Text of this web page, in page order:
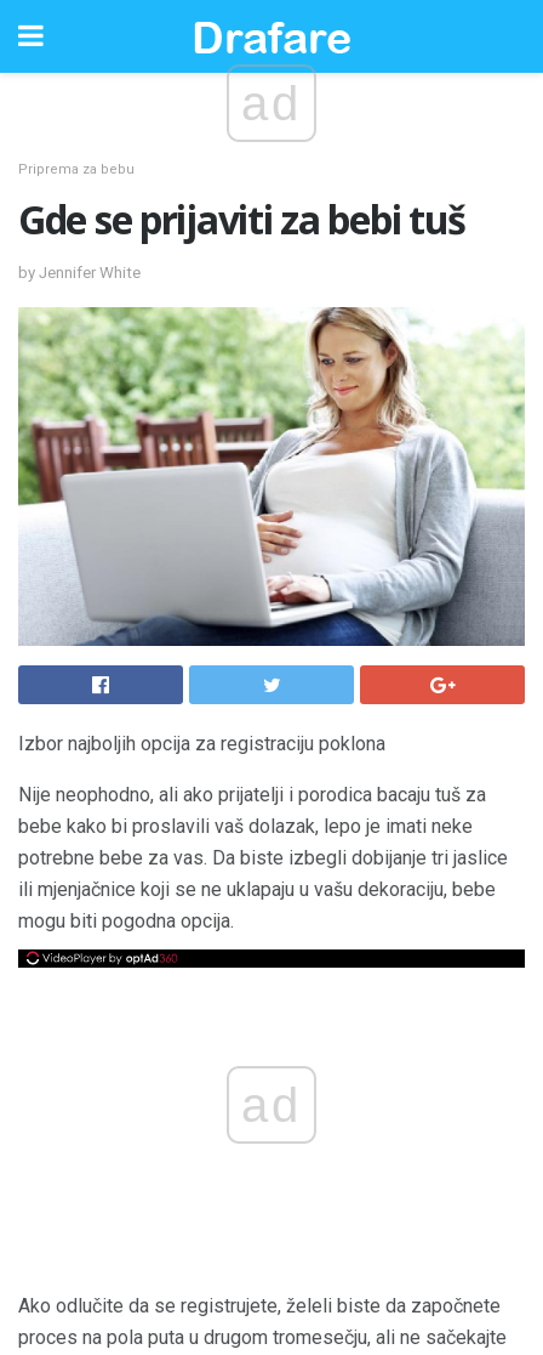
ad
Priprema za bebu
Gde se prijaviti za bebi tuš
by Jennifer White
Izbor najboljih opcija za registraciju poklona
Nije neophodno, ali ako prijatelji i porodica bacaju tuš za
bebe kako bi proslavili vaš dolazak, lepo je imati neke
potrebne bebe za vas. Da biste izbegli dobijanje tri jaslice
ili mjenjačnice koji se ne uklapaju u vašu dekoraciju, bebe
mogu biti pogodna opcija.
ad
Ako odlučite da se registrujete, želeli biste da započnete
proces na pola puta u drugom tromesečju, ali ne sačekajte